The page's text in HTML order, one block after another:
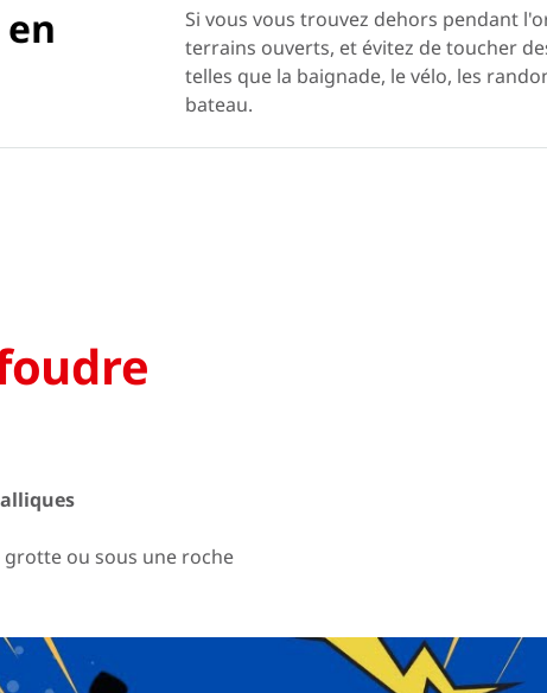
Si vous vous trouvez dehors pendant
terrains ouverts, et évitez de toucher
telles que la baignade, le vélo, les
bateau.
grotte ou sous une roche